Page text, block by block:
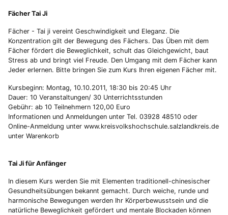
Fächer Tai Ji
Fächer - Tai ji vereint Geschwindigkeit und Eleganz. Die
Konzentration gilt der Bewegung des Fächers. Das Üben mit dem
Fächer fördert die Beweglichkeit, schult das Gleichgewicht, baut
Stress ab und bringt viel Freude. Den Umgang mit dem Fächer kann
Jeder erlernen. Bitte bringen Sie zum Kurs Ihren eigenen Fächer mit.
Kursbeginn: Montag, 10.10.2011, 18:30 bis 20:45 Uhr
Dauer: 10 Veranstaltungen/ 30 Unterrichtsstunden
Gebühr: ab 10 Teilnehmern 120,00 Euro
Informationen und Anmeldungen unter Tel. 03928 48510 oder
Online-Anmeldung unter www.kreisvolkshochschule.salzlandkreis.de
unter Warenkorb
Tai Ji für Anfänger
In diesem Kurs werden Sie mit Elementen traditionell-chinesischer
Gesundheitsübungen bekannt gemacht. Durch weiche, runde und
harmonische Bewegungen werden Ihr Körperbewusstsein und die
natürliche Beweglichkeit gefördert und mentale Blockaden können